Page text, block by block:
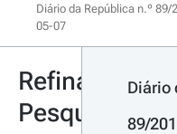
Diário da República n.º 89/
05-07
Refinar
Pesquisa
Diário
89/